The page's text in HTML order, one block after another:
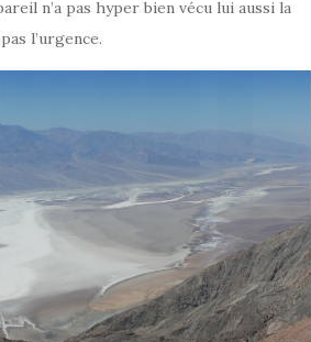
n’a pas hyper bien vécu lui aussi la
l’urgence.